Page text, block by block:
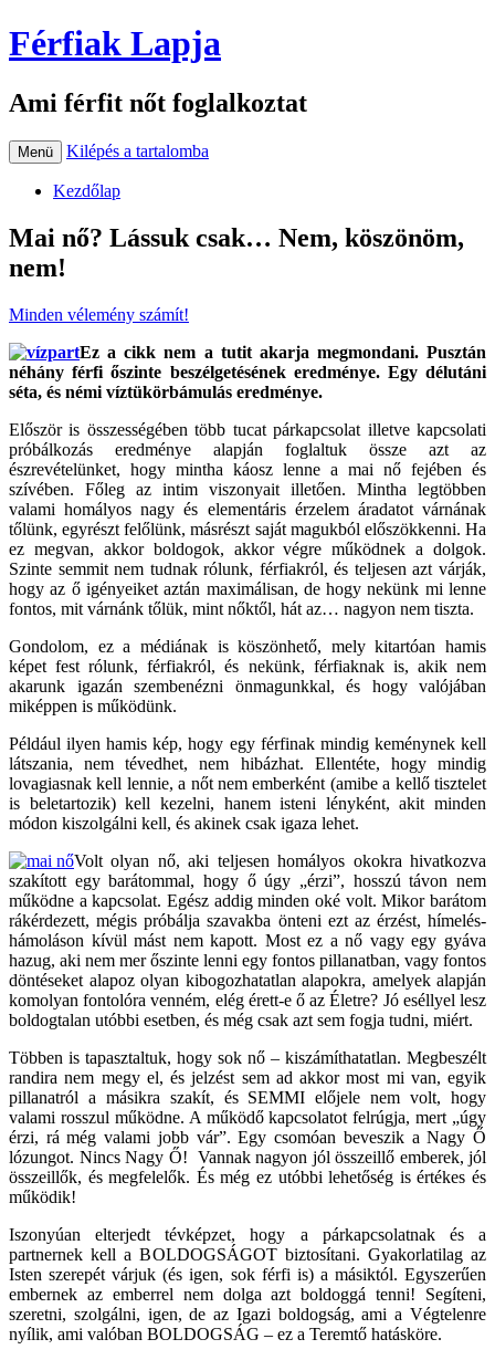
Férfiak Lapja
Ami férfit nőt foglalkoztat
Menü Kilépés a tartalomba
Kezdőlap
Mai nő? Lássuk csak… Nem, köszönöm,
nem!
Minden vélemény számít!
Ez a cikk nem a tutit akarja megmondani. Pusztán
néhány férfi őszinte beszélgetésének eredménye. Egy délutáni
séta, és némi víztükörbámulás eredménye.
Először is összességében több tucat párkapcsolat illetve kapcsolati
próbálkozás eredménye alapján foglaltuk össze azt az
észrevételünket, hogy mintha káosz lenne a mai nő fejében és
szívében. Főleg az intim viszonyait illetően. Mintha legtöbben
valami homályos nagy és elementáris érzelem áradatot várnának
tőlünk, egyrészt felőlünk, másrészt saját magukból előszökkenni. Ha
ez megvan, akkor boldogok, akkor végre működnek a dolgok.
Szinte semmit nem tudnak rólunk, férfiakról, és teljesen azt várják,
hogy az ő igényeiket aztán maximálisan, de hogy nekünk mi lenne
fontos, mit várnánk tőlük, mint nőktől, hát az… nagyon nem tiszta.
Gondolom, ez a médiának is köszönhető, mely kitartóan hamis
képet fest rólunk, férfiakról, és nekünk, férfiaknak is, akik nem
akarunk igazán szembenézni önmagunkkal, és hogy valójában
miképpen is működünk.
Például ilyen hamis kép, hogy egy férfinak mindig keménynek kell
látszania, nem tévedhet, nem hibázhat. Ellentéte, hogy mindig
lovagiasnak kell lennie, a nőt nem emberként (amibe a kellő tisztelet
is beletartozik) kell kezelni, hanem isteni lényként, akit minden
módon kiszolgálni kell, és akinek csak igaza lehet.
Volt olyan nő, aki teljesen homályos okokra hivatkozva
szakított egy barátommal, hogy ő úgy „érzi”, hosszú távon nem
működne a kapcsolat. Egész addig minden oké volt. Mikor barátom
rákérdezett, mégis próbálja szavakba önteni ezt az érzést, hímelés-
hámoláson kívül mást nem kapott. Most ez a nő vagy egy gyáva
hazug, aki nem mer őszinte lenni egy fontos pillanatban, vagy fontos
döntéseket alapoz olyan kibogozhatatlan alapokra, amelyek alapján
komolyan fontolóra venném, elég érett-e ő az Életre? Jó eséllyel lesz
boldogtalan utóbbi esetben, és még csak azt sem fogja tudni, miért.
Többen is tapasztaltuk, hogy sok nő – kiszámíthatatlan. Megbeszélt
randira nem megy el, és jelzést sem ad akkor most mi van, egyik
pillanatról a másikra szakít, és SEMMI előjele nem volt, hogy
valami rosszul működne. A működő kapcsolatot felrúgja, mert „úgy
érzi, rá még valami jobb vár”. Egy csomóan beveszik a Nagy Ő
lózungot. Nincs Nagy Ő! Vannak nagyon jól összeillő emberek, jól
összeillők, és megfelelők. És még ez utóbbi lehetőség is értékes és
működik!
Iszonyúan elterjedt tévképzet, hogy a párkapcsolatnak és a
partnernek kell a BOLDOGSÁGOT biztosítani. Gyakorlatilag az
Isten szerepét várjuk (és igen, sok férfi is) a másiktól. Egyszerűen
embernek az emberrel nem dolga azt boldoggá tenni! Segíteni,
szeretni, szolgálni, igen, de az Igazi boldogság, ami a Végtelenre
nyílik, ami valóban BOLDOGSÁG – ez a Teremtő hatásköre.